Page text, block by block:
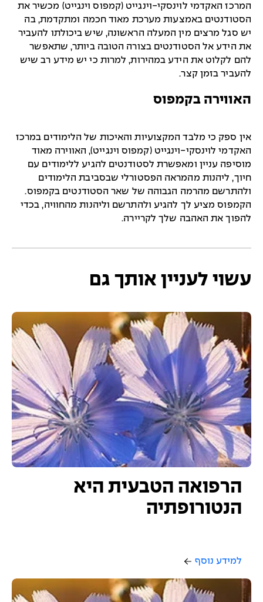
המרכז האקדמי לוינסקי-וינגייט (קמפוס וינגייט) מכשיר את
הסטודנטים באמצעות מערכת מאוד חכמה ומתקדמת, בה
יש סגל מרצים מין המעלה הראשונה, שיש ביכולתו להעביר
את הידע אל הסטודנטים בצורה הטובה ביותר, שתאפשר
להם לקלוט את הידע במהירות, למרות כי יש מידע רב שיש
להעביר בזמן קצר.
האווירה בקמפוס
אין ספק כי מלבד המקצועיות והאיכות של הלימודים במרכז
האקדמי לוינסקי-וינגייט (קמפוס וינגייט), האווירה מאוד
מוסיפה עניין ומאפשרת לסטודנטים להגיע ללימודים עם
חיוך, ליהנות מהמראה הפסטורלי שבסביבת הלימודים
ולהתרשם מהרמה הגבוהה של שאר הסטודנטים בקמפוס.
הקמפוס מציע לך להגיע ולהתרשם וליהנות מהחוויה, בכדי
להפוך את האהבה שלך לקריירה.
עשוי לעניין אותך גם
הרפואה הטבעית היא
הנטורופתיה
למידע נוסף